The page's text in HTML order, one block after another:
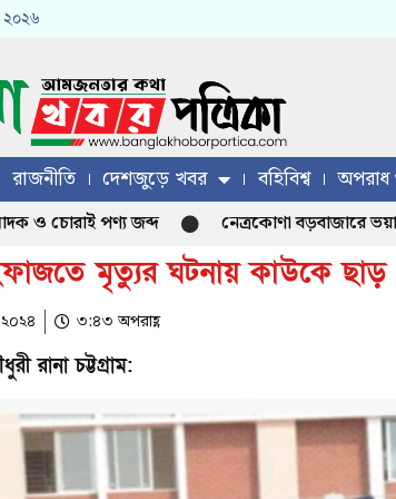
রাজনীতি দেশজুড়ে খবর বহিবিশ্ব
পণ্য জব্দ নেত্রকোণা বড়বাজারে ভয়াবহ
মৃত্যুর ঘটনায় কাউকে ছাড়
৩:৪৩ অপরাহ্ণ
রানা চট্টগ্রাম: